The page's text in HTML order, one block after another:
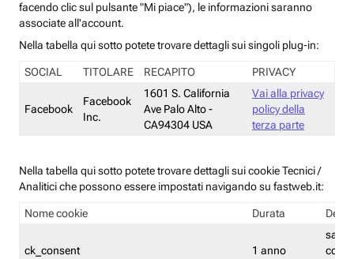
facendo clic sul pulsante "Mi piace"), le informazioni saranno
associate all'account.
Nella tabella qui sotto potete trovare dettagli sui singoli plug-in:
SOCIAL TITOLARE RECAPITO PRIVACY
Facebook
Facebook
Inc.
1601 S. California
Ave Palo Alto -
CA94304 USA
Vai alla privacy
policy della
terza parte
Nella tabella qui sotto potete trovare dettagli sui cookie Tecnici /
Analitici che possono essere impostati navigando su fastweb.it:
Nome cookie Durata
ck_consent 1 anno
salva